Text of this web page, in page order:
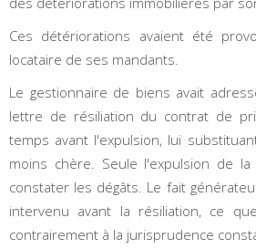
Ces détériorations avaient été
locataire de ses mandants.
Le gestionnaire de biens avait
lettre de résiliation du contrat de
temps avant l'expulsion, lui
moins chère. Seule l'expulsion de
constater les dégâts. Le fait
intervenu avant la résiliation, ce
contrairement à la jurisprudence